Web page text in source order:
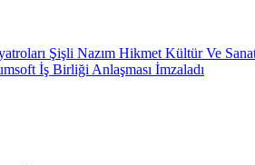
Şişli Nazım Hikmet Kültür Ve
İş Birliği Anlaşması İmzaladı